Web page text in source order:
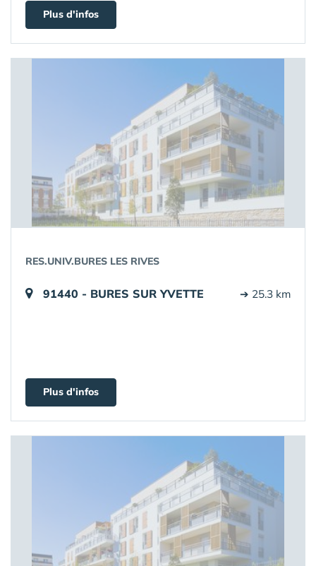
Plus d'infos
RES.UNIV.BURES LES RIVES
91440 - BURES SUR YVETTE ➔ 25.3 km
Plus d'infos